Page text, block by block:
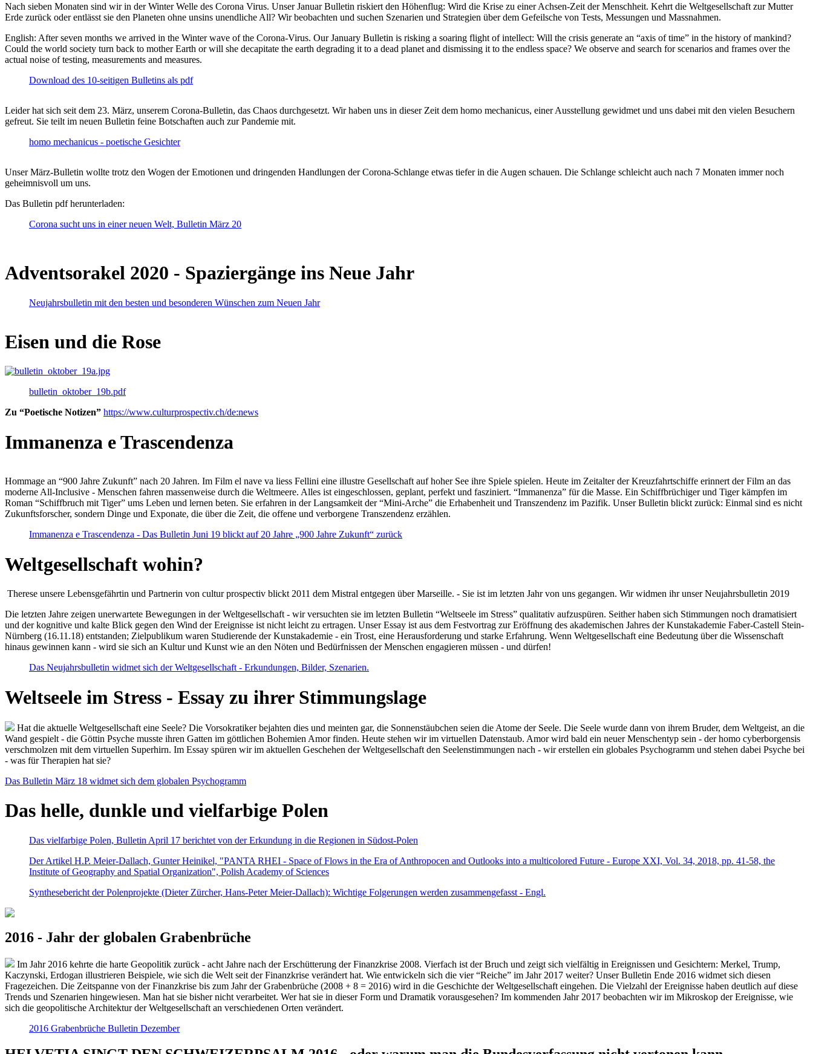
Nach sieben Monaten sind wir in der Winter Welle des Corona Virus. Unser Januar Bulletin riskiert den Höhenflug: Wird die Krise zu einer Achsen-Zeit der Menschheit. Kehrt die Weltgesellschaft zur Mutter
Erde zurück oder entlässt sie den Planeten ohne unsins unendliche All? Wir beobachten und suchen Szenarien und Strategien über dem Gefeilsche von Tests, Messungen und Massnahmen.
English: After seven months we arrived in the Winter wave of the Corona-Virus. Our January Bulletin is risking a soaring flight of intellect: Will the crisis generate an “axis of time” in the history of mankind?
Could the world society turn back to mother Earth or will she decapitate the earth degrading it to a dead planet and dismissing it to the endless space? We observe and search for scenarios and frames over the
actual noise of testing, measurements and measures.
Download des 10-seitigen Bulletins als pdf
Leider hat sich seit dem 23. März, unserem Corona-Bulletin, das Chaos durchgesetzt. Wir haben uns in dieser Zeit dem homo mechanicus, einer Ausstellung gewidmet und uns dabei mit den vielen Besuchern
gefreut. Sie teilt im neuen Bulletin feine Botschaften auch zur Pandemie mit.
homo mechanicus - poetische Gesichter
Unser März-Bulletin wollte trotz den Wogen der Emotionen und dringenden Handlungen der Corona-Schlange etwas tiefer in die Augen schauen. Die Schlange schleicht auch nach 7 Monaten immer noch
geheimnisvoll um uns.
Das Bulletin pdf herunterladen:
Corona sucht uns in einer neuen Welt, Bulletin März 20
Adventsorakel 2020 - Spaziergänge ins Neue Jahr
Neujahrsbulletin mit den besten und besonderen Wünschen zum Neuen Jahr
Eisen und die Rose
bulletin_oktober_19b.pdf
Zu “Poetische Notizen” https://www.culturprospectiv.ch/de:news
Immanenza e Trascendenza
Hommage an “900 Jahre Zukunft” nach 20 Jahren. Im Film el nave va liess Fellini eine illustre Gesellschaft auf hoher See ihre Spiele spielen. Heute im Zeitalter der Kreuzfahrtschiffe erinnert der Film an das
moderne All-Inclusive - Menschen fahren massenweise durch die Weltmeere. Alles ist eingeschlossen, geplant, perfekt und fasziniert. “Immanenza” für die Masse. Ein Schiffbrüchiger und Tiger kämpfen im
Roman “Schiffbruch mit Tiger” ums Leben und lernen beten. Sie erfahren in der Langsamkeit der “Mini-Arche” die Erhabenheit und Transzendenz im Pazifik. Unser Bulletin blickt zurück: Einmal sind es nicht
Zukunftsforscher, sondern Dinge und Exponate, die über die Zeit, die offene und verborgene Transzendenz erzählen.
Immanenza e Trascendenza - Das Bulletin Juni 19 blickt auf 20 Jahre „900 Jahre Zukunft“ zurück
Weltgesellschaft wohin?
Therese unsere Lebensgefährtin und Partnerin von cultur prospectiv blickt 2011 dem Mistral entgegen über Marseille. - Sie ist im letzten Jahr von uns gegangen. Wir widmen ihr unser Neujahrsbulletin 2019
Die letzten Jahre zeigen unerwartete Bewegungen in der Weltgesellschaft - wir versuchten sie im letzten Bulletin “Weltseele im Stress” qualitativ aufzuspüren. Seither haben sich Stimmungen noch dramatisiert
und der kognitive und kalte Blick gegen den Wind der Ereignisse ist nicht leicht zu ertragen. Unser Essay ist aus dem Festvortrag zur Eröffnung des akademischen Jahres der Kunstakademie Faber-Castell Stein-
Nürnberg (16.11.18) entstanden; Zielpublikum waren Studierende der Kunstakademie - ein Trost, eine Herausforderung und starke Erfahrung. Wenn Weltgesellschaft eine Bedeutung über die Wissenschaft
hinaus gewinnen kann - wird sie sich an Kultur und Kunst wie an den Nöten und Bedürfnissen der Menschen engagieren müssen - und dürfen!
Das Neujahrsbulletin widmet sich der Weltgesellschaft - Erkundungen, Bilder, Szenarien.
Weltseele im Stress - Essay zu ihrer Stimmungslage
Hat die aktuelle Weltgesellschaft eine Seele? Die Vorsokratiker bejahten dies und meinten gar, die Sonnenstäubchen seien die Atome der Seele. Die Seele wurde dann von ihrem Bruder, dem Weltgeist, an die
Wand gespielt - die Göttin Psyche musste ihren Gatten im göttlichen Bohemien Amor finden. Heute stehen wir im virtuellen Datenstaub. Amor wird bald ein neuer Menschentyp sein - der homo cyberborgensis
verschmolzen mit dem virtuellen Superhirn. Im Essay spüren wir im aktuellen Geschehen der Weltgesellschaft den Seelenstimmungen nach - wir erstellen ein globales Psychogramm und stehen dabei Psyche bei
- was für Therapien hat sie?
Das Bulletin März 18 widmet sich dem globalen Psychogramm
Das helle, dunkle und vielfarbige Polen
Das vielfarbige Polen, Bulletin April 17 berichtet von der Erkundung in die Regionen in Südost-Polen
Der Artikel H.P. Meier-Dallach, Gunter Heinikel, "PANTA RHEI - Space of Flows in the Era of Anthropocen and Outlooks into a multicolored Future - Europe XXI, Vol. 34, 2018, pp. 41-58, the
Institute of Geography and Spatial Organization", Polish Academy of Sciences
Synthesebericht der Polenprojekte (Dieter Zürcher, Hans-Peter Meier-Dallach): Wichtige Folgerungen werden zusammengefasst - Engl.
2016 - Jahr der globalen Grabenbrüche
Im Jahr 2016 kehrte die harte Geopolitik zurück - acht Jahre nach der Erschütterung der Finanzkrise 2008. Vierfach ist der Bruch und zeigt sich vielfältig in Ereignissen und Gesichtern: Merkel, Trump,
Kaczynski, Erdogan illustrieren Beispiele, wie sich die Welt seit der Finanzkrise verändert hat. Wie entwickeln sich die vier “Reiche” im Jahr 2017 weiter? Unser Bulletin Ende 2016 widmet sich diesen
Fragezeichen. Die Zeitspanne von der Finanzkrise bis zum Jahr der Grabenbrüche (2008 + 8 = 2016) wird in die Geschichte der Weltgesellschaft eingehen. Die Vielzahl der Ereignisse haben deutlich auf diese
Trends und Szenarien hingewiesen. Man hat sie bisher nicht verarbeitet. Wer hat sie in dieser Form und Dramatik vorausgesehen? Im kommenden Jahr 2017 beobachten wir im Mikroskop der Ereignisse, wie
sich die geopolitische Architektur der Weltgesellschaft an verschiedenen Orten verändert.
2016 Grabenbrüche Bulletin Dezember